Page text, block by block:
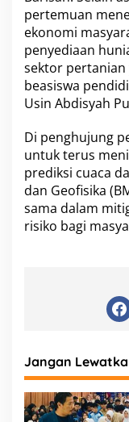
pertemuan
ekonomi
penyediaan
sektor pertanian
beasiswa
Usin Abdisyah
Di penghujung
untuk terus
prediksi cuaca
dan Geofisika
sama dalam
risiko bagi
Jangan